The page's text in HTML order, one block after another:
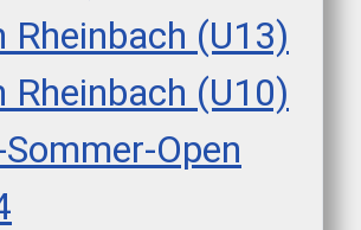
Rheinbach (U13)
Rheinbach (U10)
Sommer-Open